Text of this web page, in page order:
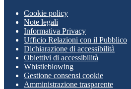
Cookie policy
Note legali
Informativa Privacy
Ufficio Relazioni con il Pubblico
Dichiarazione di accessibilità
Obiettivi di accessibilità
Whistleblowing
Gestione consensi cookie
Amministrazione trasparente